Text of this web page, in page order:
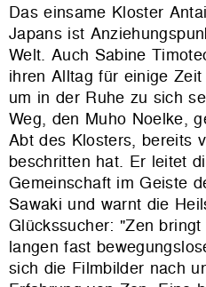
Das einsame Kloster
Japans ist
Welt. Auch Sabine
ihren Alltag für einige
um in der Ruhe zu sich
Weg, den Muho Noelke,
Abt des Klosters, bereits
beschritten hat. Er leitet
Gemeinschaft im Geiste
Sawaki und warnt die
Glückssucher: "Zen
langen fast
sich die Filmbilder nach